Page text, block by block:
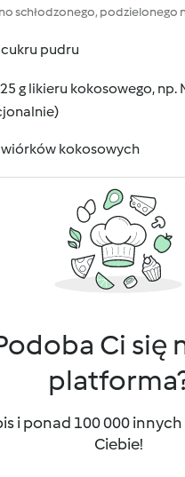
schłodzonego, podzielonego
cukru pudru
g likieru kokosowego, np.
wiórków kokosowych
Ci się
i ponad 100 000
Ciebie!